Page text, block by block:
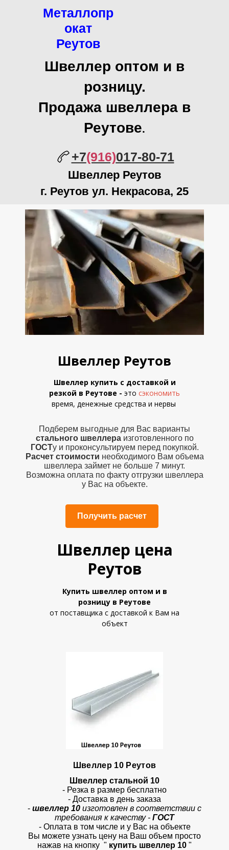
Металлопр
окат
Реутов
Швеллер оптом и в
розницу.
Продажа швеллера в
Реутове.
+7(916)017-80-71
Швеллер Реутов
г. Реутов ул. Некрасова, 25
Швеллер Реутов
Швеллер купить с доставкой и
резкой в Реутове - это сэкономить
время, денежные средства и нервы
Подберем выгодные для Вас варианты
стального швеллераизготовленного по
ГОСТу и проконсультируем перед покупкой.
Расчет стоимости необходимого Вам объема
швеллера займет не больше 7 минут.
Возможна оплата по факту отгрузки швеллера
у Вас на объекте.
Получить расчет
Швеллер цена
Реутов
Купить швеллер оптом и в
розницу в Реутове
от поставщика с доставкой к Вам на
объект
Швеллер 10 Реутов
Швеллер стальной 10
- Резка в размер бесплатно
- Доставка в день заказа
- швеллер 10 изготовлен в соответствии с
требования к качеству - ГОСТ
- Оплата в том числе и у Вас на объекте
Вы можете узнать цену на Ваш объем просто
нажав на кнопку " купить швеллер 10 "